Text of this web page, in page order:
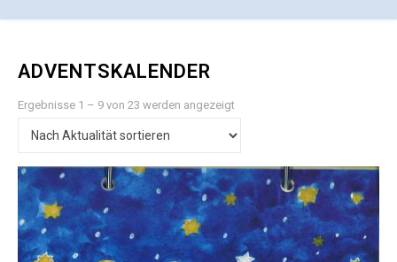
ADVENTSKALENDER
Ergebnisse 1 – 9 von 23 werden angezeigtNach Aktualität sortiert